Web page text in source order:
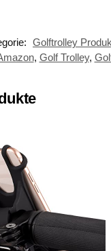
Golftrolley
, Golf Trolley,